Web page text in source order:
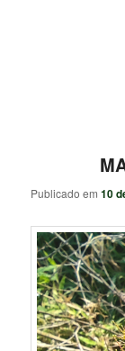
Publicado em10